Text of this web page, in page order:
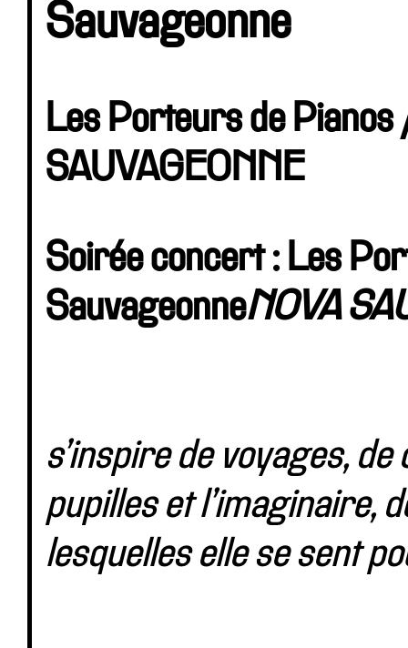
Sauvageonne
Les Porteurs de
SAUVAGEONNE
Soirée concert : Les
SauvageonneNOVA
s’inspire de voyages,
pupilles et l’imaginaire,
lesquelles elle se sent